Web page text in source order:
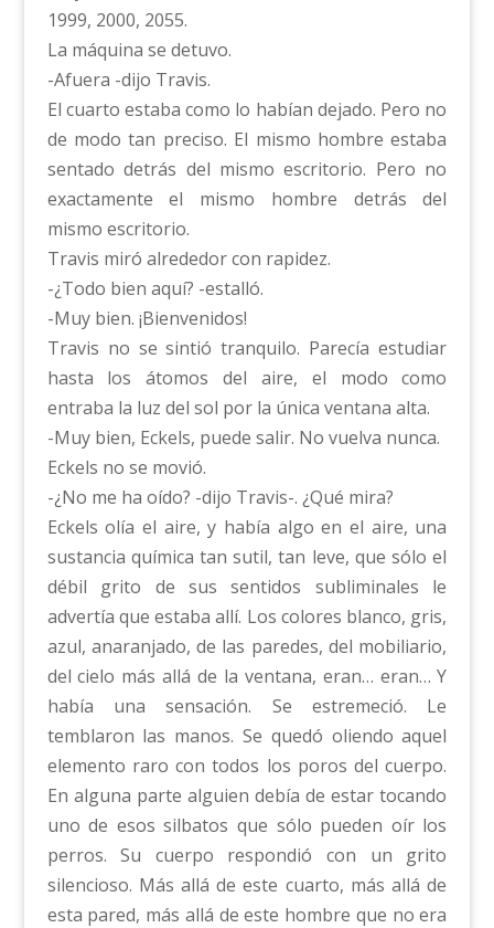
1999, 2000, 2055.
La máquina se detuvo.
-Afuera -dijo Travis.
El cuarto estaba como lo habían dejado. Pero no
de modo tan preciso. El mismo hombre estaba
sentado detrás del mismo escritorio. Pero no
exactamente el mismo hombre detrás del
mismo escritorio.
Travis miró alrededor con rapidez.
-¿Todo bien aquí? -estalló.
-Muy bien. ¡Bienvenidos!
Travis no se sintió tranquilo. Parecía estudiar
hasta los átomos del aire, el modo como
entraba la luz del sol por la única ventana alta.
-Muy bien, Eckels, puede salir. No vuelva nunca.
Eckels no se movió.
-¿No me ha oído? -dijo Travis-. ¿Qué mira?
Eckels olía el aire, y había algo en el aire, una
sustancia química tan sutil, tan leve, que sólo el
débil grito de sus sentidos subliminales le
advertía que estaba allí. Los colores blanco, gris,
azul, anaranjado, de las paredes, del mobiliario,
del cielo más allá de la ventana, eran… eran… Y
había una sensación. Se estremeció. Le
temblaron las manos. Se quedó oliendo aquel
elemento raro con todos los poros del cuerpo.
En alguna parte alguien debía de estar tocando
uno de esos silbatos que sólo pueden oír los
perros. Su cuerpo respondió con un grito
silencioso. Más allá de este cuarto, más allá de
esta pared, más allá de este hombre que no era